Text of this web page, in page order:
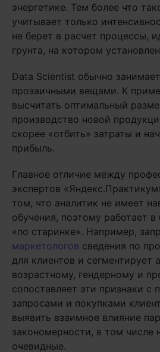
энергетике. Тем более что
учитывает только
не берет в расчет процессы,
грунта, на котором
Data Scientist обычно
прозаичными вещами. К
высчитать оптимальный
производство новой
скорее «отбить» затраты и
прибыль.
Главное отличие между
экспертов
том, что аналитик не имеет
обучения, поэтому работает
«по старинке». Например,
маркетологов сведения по
для клиентов и сегментирует
возрастному, гендерному и
сопоставляет эти признаки
запросами и покупками
выявить взаимное влияние
закономерности, в том числе
очевидные.